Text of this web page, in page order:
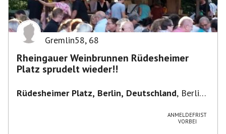
Gremlin58, 68
Rheingauer Weinbrunnen Rüdesheimer
Platz sprudelt wieder!!
Rüdesheimer Platz, Berlin, Deutschland, Berlin-
ANMELDEFRIST
VORBEI